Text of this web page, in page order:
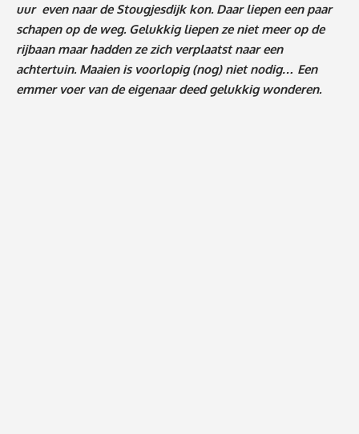
uur even naar de Stougjesdijk kon. Daar liepen een paar
schapen op de weg. Gelukkig liepen ze niet meer op de
rijbaan maar hadden ze zich verplaatst naar een
achtertuin. Maaien is voorlopig (nog) niet nodig… Een
emmer voer van de eigenaar deed gelukkig wonderen.